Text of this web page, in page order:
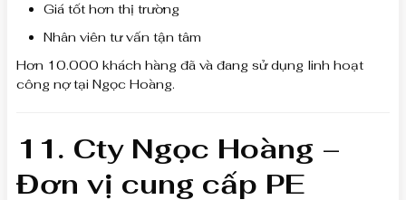
Giá tốt hơn thị trường
Nhân viên tư vấn tận tâm
Hơn 10.000 khách hàng đã và đang sử dụng linh hoạt
công nợ tại Ngọc Hoàng.
11. Cty Ngọc Hoàng –
Đơn vị cung cấp PE